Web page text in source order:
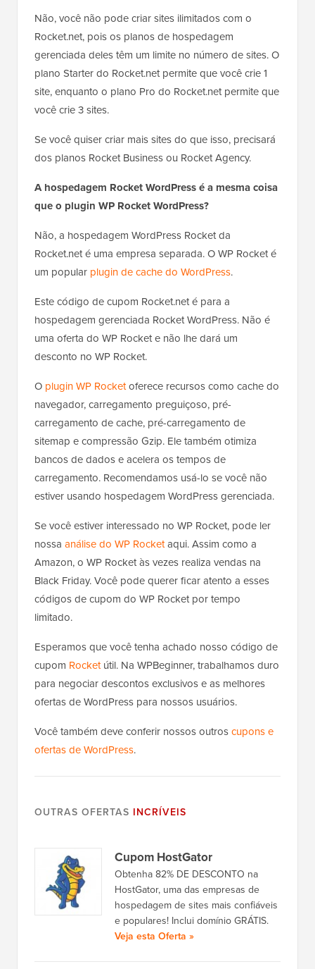
Não, você não pode criar sites ilimitados com o
Rocket.net, pois os planos de hospedagem
gerenciada deles têm um limite no número de sites. O
plano Starter do Rocket.net permite que você crie 1
site, enquanto o plano Pro do Rocket.net permite que
você crie 3 sites.
Se você quiser criar mais sites do que isso, precisará
dos planos Rocket Business ou Rocket Agency.
A hospedagem Rocket WordPress é a mesma coisa
que o plugin WP Rocket WordPress?
Não, a hospedagem WordPress Rocket da
Rocket.net é uma empresa separada. O WP Rocket é
um popular plugin de cache do WordPress.
Este código de cupom Rocket.net é para a
hospedagem gerenciada Rocket WordPress. Não é
uma oferta do WP Rocket e não lhe dará um
desconto no WP Rocket.
O plugin WP Rocketoferece recursos como cache do
navegador, carregamento preguiçoso, pré-
carregamento de cache, pré-carregamento de
sitemap e compressão Gzip. Ele também otimiza
bancos de dados e acelera os tempos de
carregamento. Recomendamos usá-lo se você não
estiver usando hospedagem WordPress gerenciada.
Se você estiver interessado no WP Rocket, pode ler
nossa análise do WP Rocketaqui. Assim como a
Amazon, o WP Rocket às vezes realiza vendas na
Black Friday. Você pode querer ficar atento a esses
códigos de cupom do WP Rocket por tempo
limitado.
Esperamos que você tenha achado nosso código de
cupom Rocketútil. Na WPBeginner, trabalhamos duro
para negociar descontos exclusivos e as melhores
ofertas de WordPress para nossos usuários.
Você também deve conferir nossos outroscupons e
ofertas de WordPress.
OUTRAS OFERTAS INCRÍVEIS
Cupom HostGator
Obtenha 82% DE DESCONTO na
HostGator, uma das empresas de
hospedagem de sites mais confiáveis
e populares! Inclui domínio GRÁTIS.
Veja esta Oferta »